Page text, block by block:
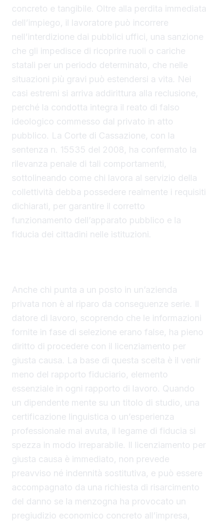
concreto e tangibile. Oltre alla perdita immediata
dell’impiego, il lavoratore può incorrere
nell’interdizione dai pubblici uffici, una sanzione
che gli impedisce di ricoprire ruoli o cariche
statali per un periodo determinato, che nelle
situazioni più gravi può estendersi a vita. Nei
casi estremi si arriva addirittura alla reclusione,
perché la condotta integra il reato di falso
ideologico commesso dal privato in atto
pubblico. La Corte di Cassazione, con la
sentenza n. 15535 del 2008, ha confermato la
rilevanza penale di tali comportamenti,
sottolineando come chi lavora al servizio della
collettività debba possedere realmente i requisiti
dichiarati, per garantire il corretto
funzionamento dell’apparato pubblico e la
fiducia dei cittadini nelle istituzioni.
Anche chi punta a un posto in un’azienda
privata non è al riparo da conseguenze serie. Il
datore di lavoro, scoprendo che le informazioni
fornite in fase di selezione erano false, ha pieno
diritto di procedere con il licenziamento per
giusta causa. La base di questa scelta è il venir
meno del rapporto fiduciario, elemento
essenziale in ogni rapporto di lavoro. Quando
un dipendente mente su un titolo di studio, una
certificazione linguistica o un’esperienza
professionale mai avuta, il legame di fiducia si
spezza in modo irreparabile. Il licenziamento per
giusta causa è immediato, non prevede
preavviso né indennità sostitutiva, e può essere
accompagnato da una richiesta di risarcimento
del danno se la menzogna ha provocato un
pregiudizio economico concreto all’impresa,